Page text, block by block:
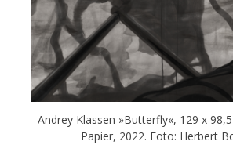
Andrey Klassen »Butterfly«, 129 x
Papier, 2022. Foto: Herbert